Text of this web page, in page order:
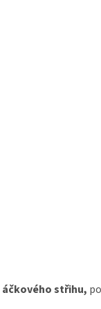
áčkového střihu,